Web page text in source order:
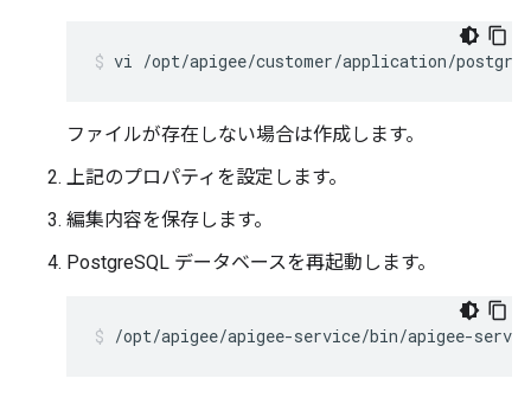
vi /opt/apigee/customer/application/
ファイルが存在しない場合は作成します。
上記のプロパティを設定します。
編集内容を保存します。
PostgreSQL データベースを再起動します。
/opt/apigee/apigee-service/bin/apigee-